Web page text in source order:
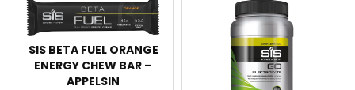
SIS BETA FUEL ORANGE
ENERGY CHEW BAR –
APPELSIN